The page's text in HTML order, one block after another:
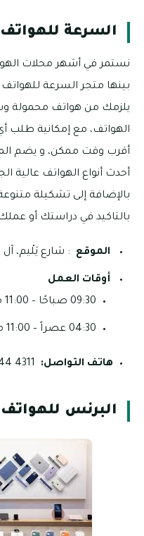
السرعة للهواتف
نستمر في أشهر محلات
بينها متجر السرعة
يلزمك من هواتف محمولة
الهواتف، مع إمكانية طلب
أقرب وقت ممكن، و يضم
أحدث أنواع الهواتف عالية
بالإضافة إلى تشكيلة
بالتاكيد في دراستك أو
الموقع : شارع يَلْيم، آل
أوقات العمل
09:30 صباحًا – 11:00 مساءً (من السبت إلى الخميس)
04:30 عصراً – 11:00 مساءً (الجمعة)
هاتف التواصل:
البرنس للهواتف